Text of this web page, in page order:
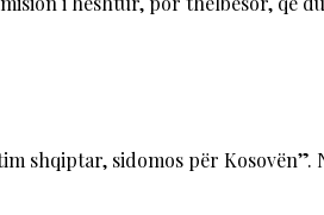
shqiptar, sidomos për Kosovën”.